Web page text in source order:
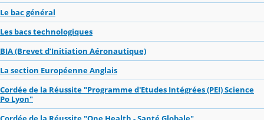
Le bac général
Les bacs technologiques
BIA (Brevet d’Initiation Aéronautique)
La section Européenne Anglais
Cordée de la Réussite "Programme d'Etudes Intégrées (PEI) Science
Po Lyon"